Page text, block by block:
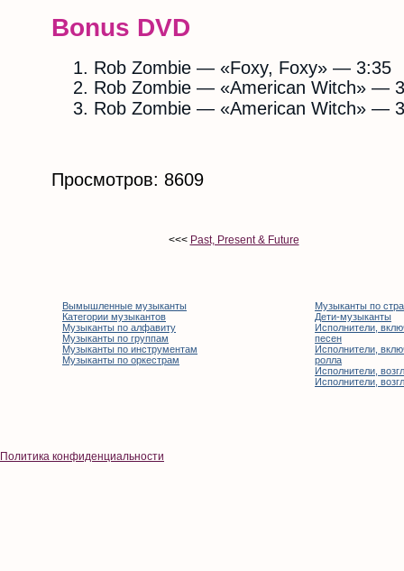
Bonus DVD
Rob Zombie — «Foxy, Foxy» — 3:35
Rob Zombie — «American Witch» —
Rob Zombie — «American Witch» —
Просмотров: 8609
<<< Past, Present & Future
Вымышленные музыканты
Категории музыкантов
Музыканты по алфавиту
Музыканты по группам
Музыканты по инструментам
Музыканты по оркестрам
Музыканты по
Дети-музыканты
Исполнители,
песен
Исполнители,
ролла
Исполнители,
Исполнители,
Политика конфиденциальности